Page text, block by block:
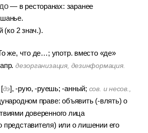
— в ресторанах: заранее
(ко 2 знач.).
же, что де…; употр. вместо «де»
дезорганизация, дезинформация.
[дэ], -рую, -руешь; -анный; сов. и несов.,
праве: объявить (-влять) о
доверенного лица
представителя) или о лишении его